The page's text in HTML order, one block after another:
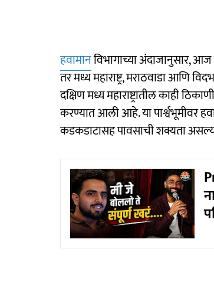
हवामानविभागाच्या अंदाजानुसार,
तर मध्य महाराष्ट्र, मराठवाडा आणि
दक्षिण मध्य महाराष्ट्रातील काही
करण्यात आली आहे. या पार्श्वभूमीवर
कडकडाटासह पावसाची शक्यता